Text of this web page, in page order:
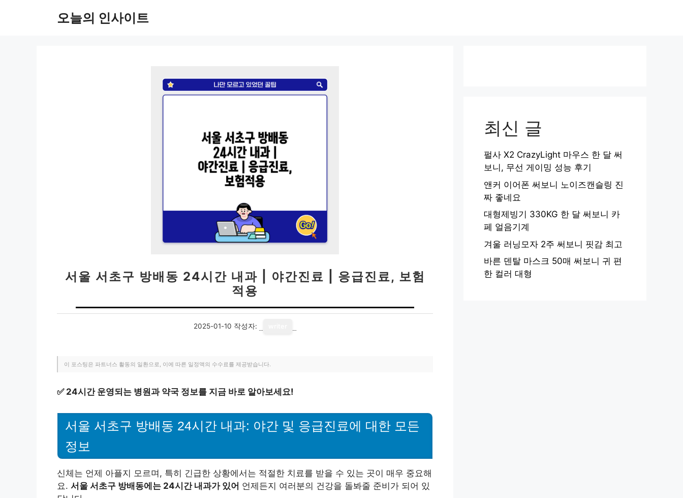
오늘의 인사이트
서울 서초구 방배동 24시간 내과 | 야간진료 | 응급진료, 보험
적용
2025-01-10 작성자:
이 포스팅은 파트너스 활동의 일환으로, 이에 따른 일정액의 수수료를 제공받습니다.
✅ 24시간 운영되는 병원과 약국 정보를 지금 바로 알아보세요!
서울 서초구 방배동 24시간 내과: 야간 및 응급진료에 대한 모든
정보
신체는 언제 아플지 모르며, 특히 긴급한 상황에서는 적절한 치료를 받을 수 있는 곳이 매우 중요해
요. 서울 서초구 방배동에는 24시간 내과가 있어 언제든지 여러분의 건강을 돌봐줄 준비가 되어 있
최신 글
펄사 X2 CrazyLight 마우스 한 달 써
보니, 무선 게이밍 성능 후기
앤커 이어폰 써보니 노이즈캔슬링 진
짜 좋네요
대형제빙기 330KG 한 달 써보니 카
페 얼음기계
겨울 러닝모자 2주 써보니 핏감 최고
바른 덴탈 마스크 50매 써보니 귀 편
한 컬러 대형